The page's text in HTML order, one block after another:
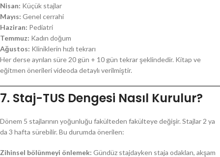
Nisan: Küçük stajlar
Mayıs: Genel cerrahi
Haziran: Pediatri
Temmuz: Kadın doğum
Ağustos: Kliniklerin hızlı tekrarı
Her derse ayrılan süre 20 gün + 10 gün tekrar şeklindedir. Kitap ve
eğitmen önerileri videoda detaylı verilmiştir.
7. Staj-TUS Dengesi Nasıl Kurulur?
Dönem 5 stajlarının yoğunluğu fakülteden fakülteye değişir. Stajlar 2 ya
da 3 hafta sürebilir. Bu durumda önerilen:
Zihinsel bölünmeyi önlemek: Gündüz stajdayken staja odaklan, akşam